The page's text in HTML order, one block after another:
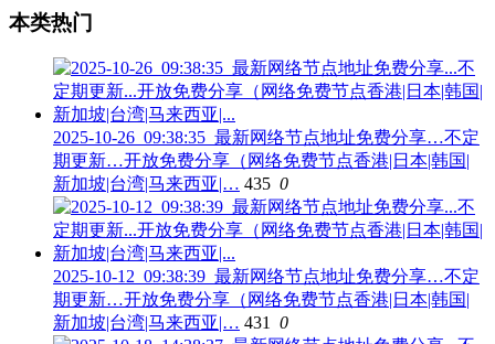
本类热门
2025-10-26_09:38:35_最新网络节点地址免费分享…不定
期更新…开放免费分享（网络免费节点香港|日本|韩国|
新加坡|台湾|马来西亚|… 435 0
2025-10-12_09:38:39_最新网络节点地址免费分享…不定
期更新…开放免费分享（网络免费节点香港|日本|韩国|
新加坡|台湾|马来西亚|… 431 0